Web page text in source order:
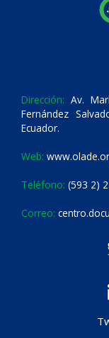
Dirección: Av.
Fernández
Ecuador.
Web:
Teléfono: (593 2)
Correo: